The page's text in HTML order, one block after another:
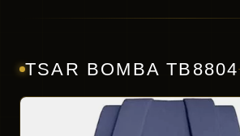
TSAR BOMBA TB8804